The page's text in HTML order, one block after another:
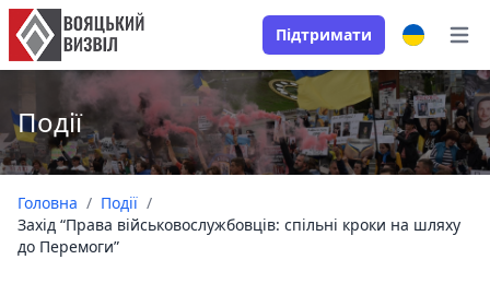
Підтримати
Події
Головна / Події /
Захід “Права військовослужбовців: спільні кроки на шляху
до Перемоги”